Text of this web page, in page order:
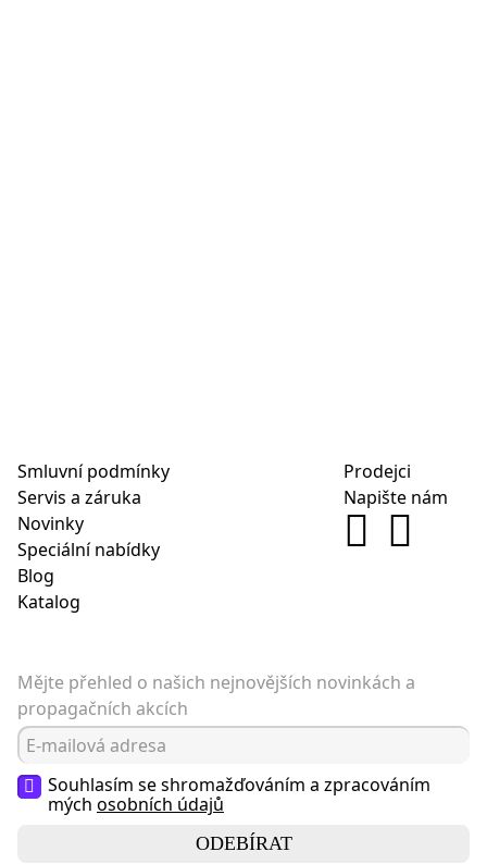
Smluvní podmínky
Servis a záruka
Novinky
Speciální nabídky
Blog
Katalog
Prodejci
Napište nám
Mějte přehled o našich nejnovějších novinkách a
propagačních akcích
Souhlasím se shromažďováním a zpracováním
mých osobních údajů
ODEBÍRAT